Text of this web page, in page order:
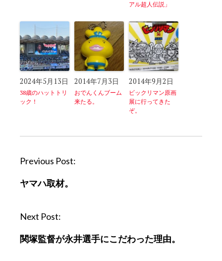
アル超人伝説」
2024年5月13日
38歳のハットトリ
ック！
2014年7月3日
おでんくんブーム
来たる。
2014年9月2日
ビックリマン原画
展に行ってきた
ぞ。
P
s
n
v
Previous Post:
ヤマハ取材。
Next Post:
関塚監督が永井選手にこだわった理由。